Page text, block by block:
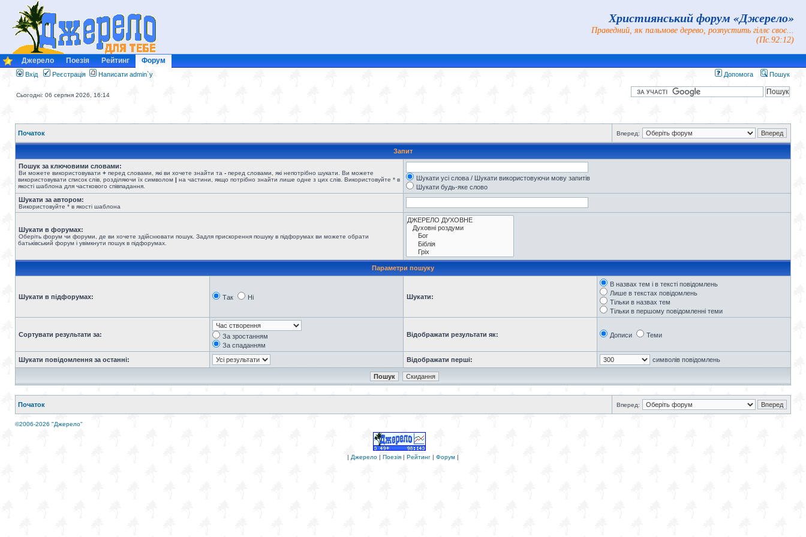
Християнський форум «Джерело»
Праведний, як пальмове дерево, розпустить гіллє своє...
(Пс.92:12)
Джерело Поезія Рейтинг Форум
Вхід Реєстрація Написати admin`у Допомога Пошук
Сьогодні: 06 серпня 2026, 16:14
Початок Вперед:
Запит
Пошук за ключовими словами:
Ви можете використовувати + перед словами, які ви хочете знайти та - перед словами, які непотрібно шукати. Ви можете
використовувати список слів, розділяючи їх символом | на частини, якщо потрібно знайти лише одне з цих слів. Використовуйте * в
якості шаблона для часткового співпадання.
Шукати усі слова / Шукати використовуючи мову запитів
Шукати будь-яке слово
Шукати за автором:
Використовуйте * в якості шаблона
Шукати в форумах:
Оберіть форум чи форуми, де ви хочете здійснювати пошук. Задля прискорення пошуку в підфорумах ви можете обрати
батьківський форум і увімкнути пошук в підфорумах.
Параметри пошуку
Шукати в підфорумах: Так Ні Шукати:
В назвах тем і в тексті повідомлень
Лише в текстах повідомлень
Тільки в назвах тем
Тільки в першому повідомленні теми
Сортувати результати за:
За зростанням
За спаданням
Відображати результати як: Дописи Теми
Шукати повідомлення за останні: Відображати перші: символів повідомлень
Початок Вперед:
©2006-2026 "Джерело"
| Джерело | Поезія | Рейтинг | Форум |